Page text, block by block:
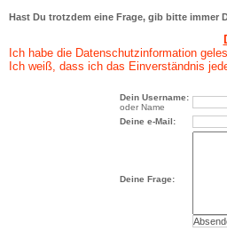
Hast Du trotzdem eine Frage, gib bitte immer
Ich habe die Datenschutzinformation
Ich weiß, dass ich das Einverständnis
Dein Username:
oder Name
Deine e-Mail:
Deine Frage: